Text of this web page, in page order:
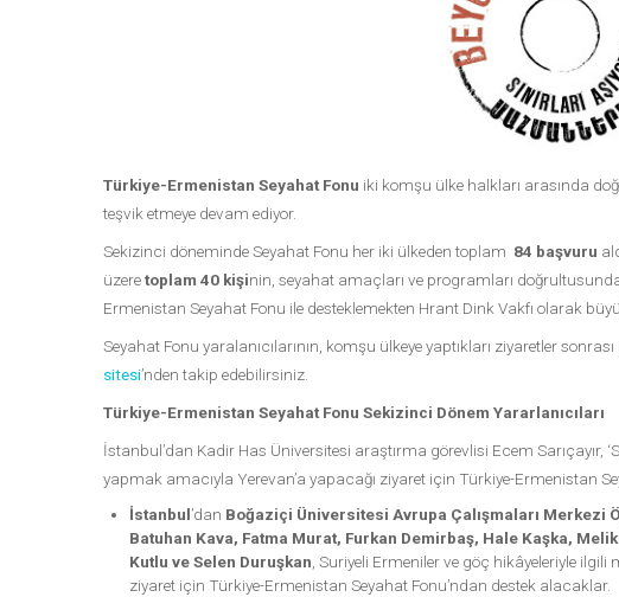
Türkiye-Ermenistan Seyahat Fonu iki komşu ülke halkları arasında
teşvik etmeye devam ediyor.
Sekizinci döneminde Seyahat Fonu her iki ülkeden toplam 84 başvuru
üzeretoplam 40 kişinin, seyahat amaçları ve programları
Ermenistan Seyahat Fonu ile desteklemekten Hrant Dink Vakfı olarak
Seyahat Fonu yaralanıcılarının, komşu ülkeye yaptıkları ziyaretler
sitesi’nden takip edebilirsiniz.
Türkiye-Ermenistan Seyahat Fonu Sekizinci Dönem Yararlanıcıları
İstanbul’dan Kadir Has Üniversitesi araştırma görevlisi Ecem Sarıçayır,
yapmak amacıyla Yerevan’a yapacağı ziyaret için Türkiye-Ermenistan
İstanbul’dan Boğaziçi Üniversitesi Avrupa Çalışmaları Merkezi
Batuhan Kava, Fatma Murat, Furkan Demirbaş, Hale Kaşka,
Kutlu ve Selen Duruşkan , Suriyeli Ermeniler ve göç hikâyeleriyle
ziyaret için Türkiye-Ermenistan Seyahat Fonu’ndan destek alacaklar.